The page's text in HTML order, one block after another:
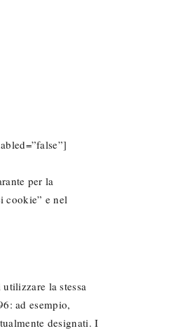
per la
cookie” e nel
la stessa
ad esempio,
designati. I